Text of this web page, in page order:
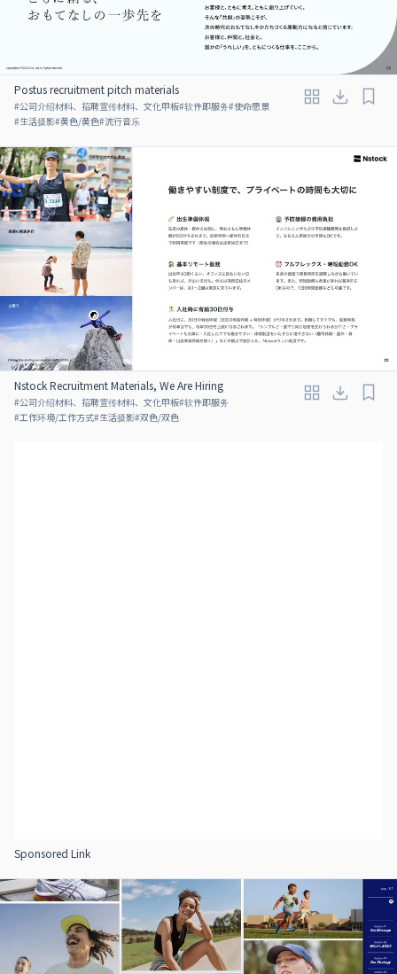
Postus recruitment pitch materials
#公司介绍材料、招聘宣传材料、文化甲板#软件即服务#使命愿景
#生活摄影#黄色/黄色#流行音乐
Nstock Recruitment Materials, We Are Hiring
#公司介绍材料、招聘宣传材料、文化甲板#软件即服务
#工作环境/工作方式#生活摄影#双色/双色
Sponsored Link